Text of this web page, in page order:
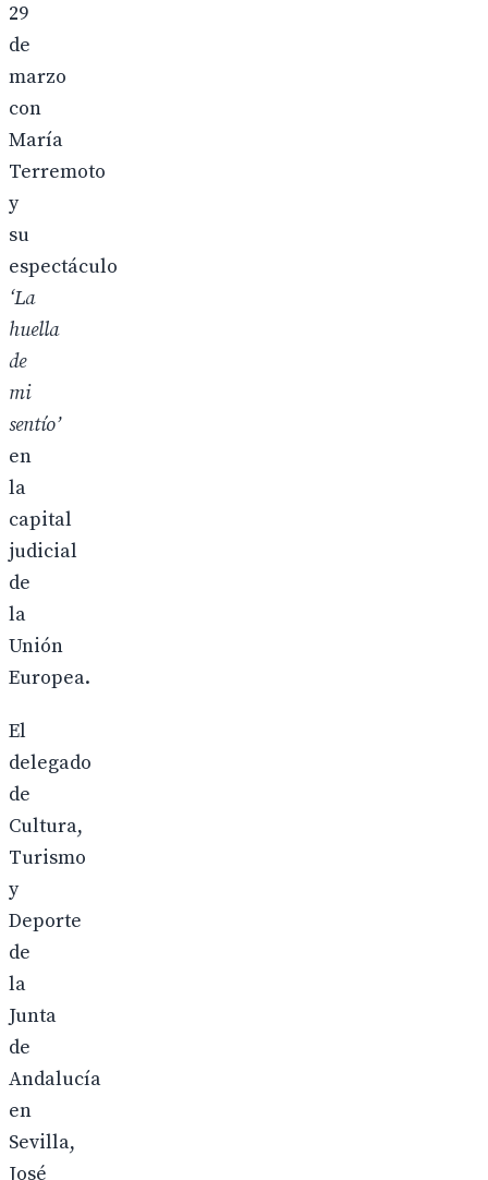
29
de
marzo
con
María
Terremoto
y
su
espectáculo
‘La
huella
de
mi
sentío’
en
la
capital
judicial
de
la
Unión
Europea.
El
delegado
de
Cultura,
Turismo
y
Deporte
de
la
Junta
de
Andalucía
en
Sevilla,
José